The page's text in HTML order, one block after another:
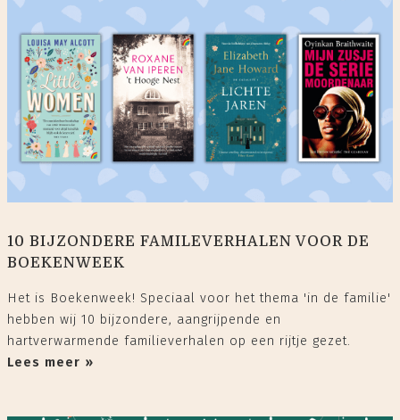
10 BIJZONDERE FAMILEVERHALEN VOOR DE
BOEKENWEEK
Het is Boekenweek! Speciaal voor het thema 'in de familie'
hebben wij 10 bijzondere, aangrijpende en
hartverwarmende familieverhalen op een rijtje gezet.
Lees meer »